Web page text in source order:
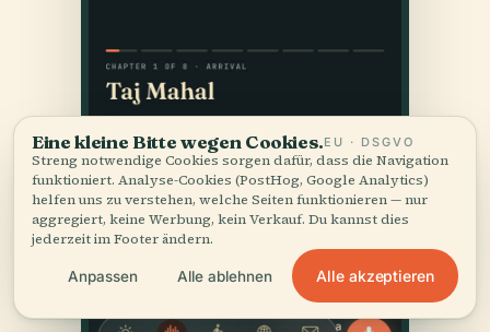
Eine kleine Bitte wegen Cookies.EU · DSGVO
Streng notwendige Cookies sorgen dafür, dass die Navigation
funktioniert. Analyse-Cookies (PostHog, Google Analytics)
helfen uns zu verstehen, welche Seiten funktionieren — nur
aggregiert, keine Werbung, kein Verkauf. Du kannst dies
jederzeit im Footer ändern.
Anpassen Alle ablehnen Alle akzeptieren